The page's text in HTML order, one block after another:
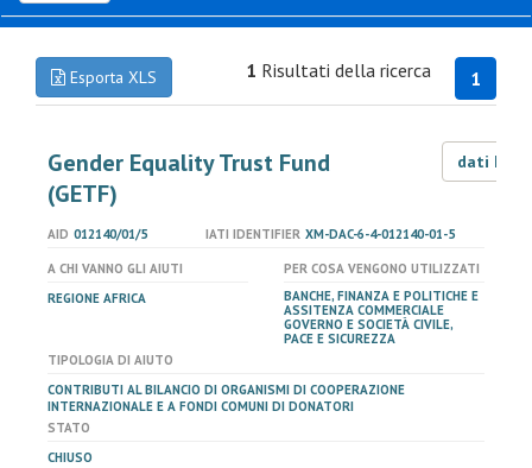
Esporta XLS 1
1 Risultati della ricerca
Gender Equality Trust Fund
(GETF)
dati LOD
AID 012140/01/5 IATI IDENTIFIER XM-DAC-6-4-012140-01-5
A CHI VANNO GLI AIUTI
REGIONE AFRICA
PER COSA VENGONO UTILIZZATI
BANCHE, FINANZA E POLITICHE E
ASSITENZA COMMERCIALE
GOVERNO E SOCIETÀ CIVILE,
PACE E SICUREZZA
TIPOLOGIA DI AIUTO
CONTRIBUTI AL BILANCIO DI ORGANISMI DI COOPERAZIONE
INTERNAZIONALE E A FONDI COMUNI DI DONATORI
STATO
CHIUSO